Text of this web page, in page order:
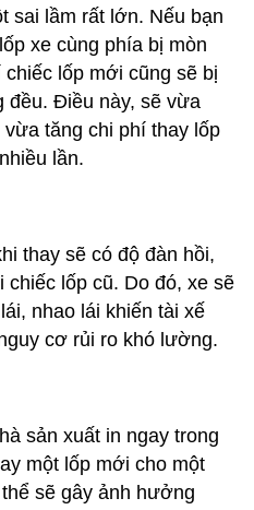
sai lầm rất lớn. Nếu bạn
xe cùng phía bị mòn
lốp mới cũng sẽ bị
đều. Điều này, sẽ vừa
tăng chi phí thay lốp
lần.
thay sẽ có độ đàn hồi,
lốp cũ. Do đó, xe sẽ
nhao lái khiến tài xế
cơ rủi ro khó lường.
sản xuất in ngay trong
một lốp mới cho một
sẽ gây ảnh hưởng